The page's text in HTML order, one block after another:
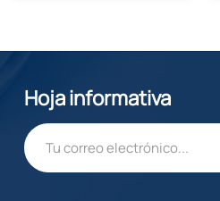
Hoja informativa